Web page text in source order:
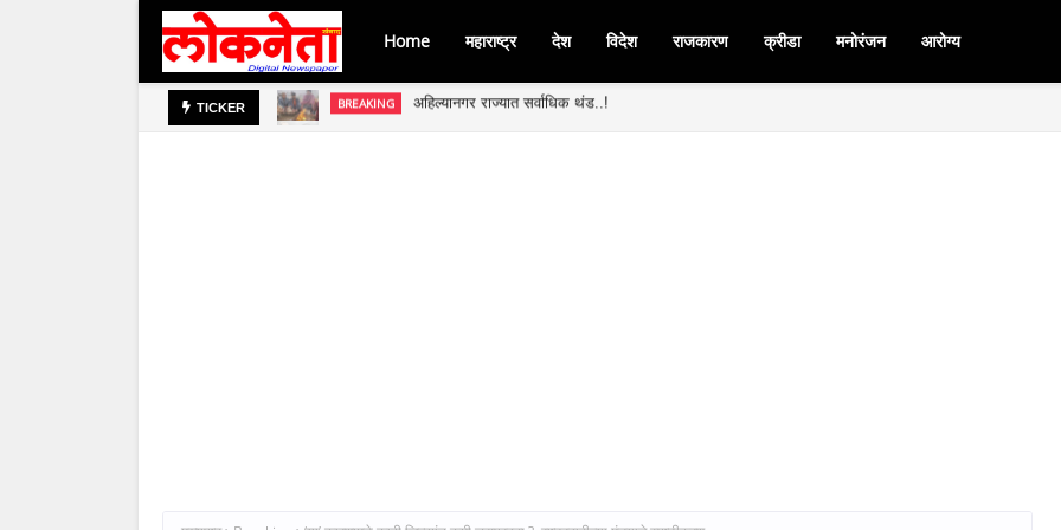
Home महाराष्ट्र देश विदेश राजकारण क्रीडा मनोरंजन आरोग्य
TICKER
BREAKING
BREAKING जिल्हा बँकेच्या चेअरमनपदी माजी आ. चंद्रशेखर घुले पाटील बिनविरोध